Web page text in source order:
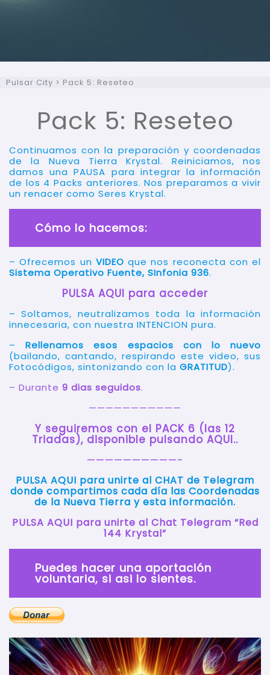
Pulsar City > Pack 5: Reseteo
Pack 5: Reseteo
Continuamos con la preparación y coordenadas
de la Nueva Tierra Krystal. Reiniciamos, nos
damos una PAUSA para integrar la información
de los 4 Packs anteriores. Nos preparamos a vivir
un renacer como Seres Krystal.
Cómo lo hacemos:
– Ofrecemos un VIDEO que nos reconecta con el
Sistema Operativo Fuente, SInfonia 936.
PULSA AQUI para acceder
– Soltamos, neutralizamos toda la información
innecesaria, con nuestra INTENCION pura.
–Rellenamos esos espacios con lo nuevo
(bailando, cantando, respirando este video, sus
Fotocódigos, sintonizando con la GRATITUD).
– Durante 9 dias seguidos.
———————————
Y seguiremos con el PACK 6 (las 12
Triadas), disponible pulsando AQUI..
——————————-
PULSA AQUI para unirte al CHAT de Telegram
donde compartimos cada día las Coordenadas
de la Nueva Tierra y esta información.
PULSA AQUI para unirte al Chat Telegram “Red
144 Krystal”
Puedes hacer una aportación
voluntaria, si asi lo sientes.